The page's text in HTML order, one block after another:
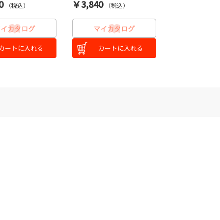
（税込）
ートに入れる
￥3,840 （税込）
カートに入れる